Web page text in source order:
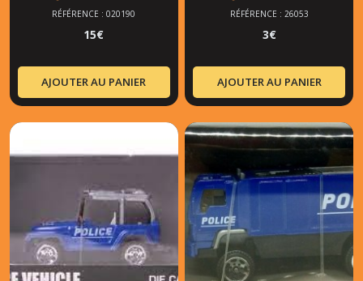
RÉFÉRENCE : 020190
15€
AJOUTER AU PANIER
RÉFÉRENCE : 26053
3€
AJOUTER AU PANIER